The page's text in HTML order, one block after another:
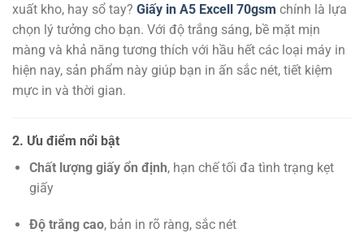
xuất kho, hay sổ tay? Giấy in A5 Excell 70gsm chính là lựa
chọn lý tưởng cho bạn. Với độ trắng sáng, bề mặt mịn
màng và khả năng tương thích với hầu hết các loại máy in
hiện nay, sản phẩm này giúp bạn in ấn sắc nét, tiết kiệm
mực in và thời gian.
2. Ưu điểm nổi bật
Chất lượng giấy ổn định, hạn chế tối đa tình trạng kẹt
giấy
Độ trắng cao, bản in rõ ràng, sắc nét